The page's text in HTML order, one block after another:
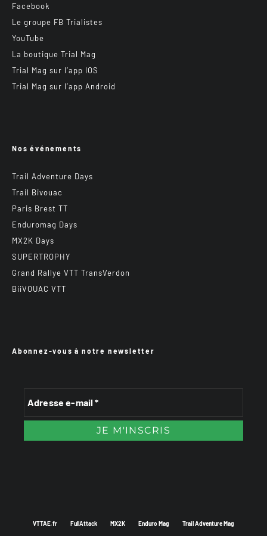
Facebook
Le groupe FB Trialistes
YouTube
La boutique Trial Mag
Trial Mag sur l’app IOS
Trial Mag sur l’app Android
Nos événements
Trail Adventure Days
Trail Bivouac
Paris Brest TT
Enduromag Days
MX2K Days
SUPERTROPHY
Grand Rallye VTT TransVerdon
BiiVOUAC VTT
Abonnez-vous à notre newsletter
VTTAE.fr FullAttack MX2K Enduro Mag Trail Adventure Mag